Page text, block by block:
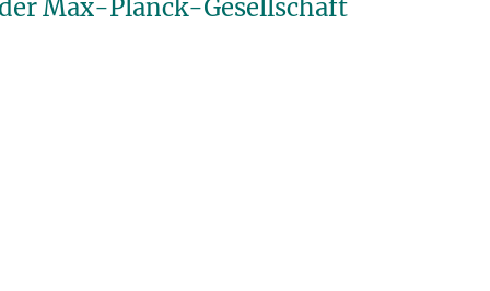
Max-Planck-Gesellschaft